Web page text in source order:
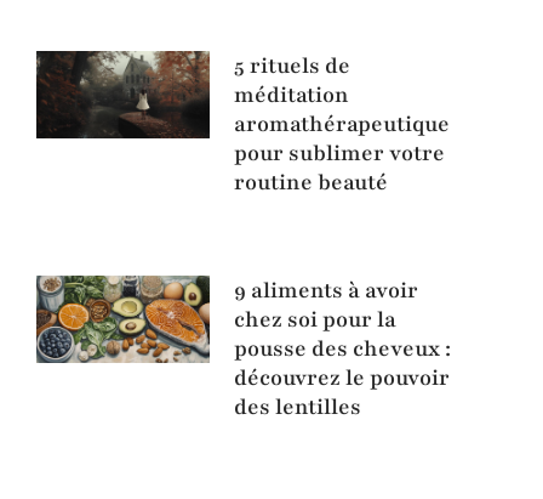
5 rituels de
méditation
aromathérapeutique
pour sublimer votre
routine beauté
9 aliments à avoir
chez soi pour la
pousse des cheveux :
découvrez le pouvoir
des lentilles